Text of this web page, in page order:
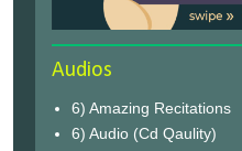
Audios
6) Amazing Recitations
6) Audio (Cd Qaulity)